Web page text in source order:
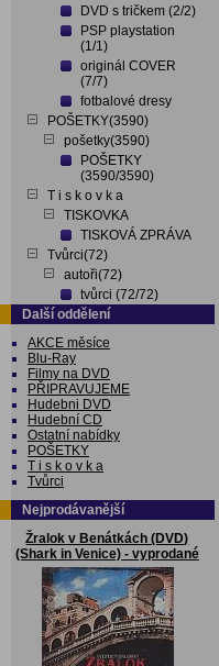
DVD s tričkem (2/2)
PSP playstation
(1/1)
originál COVER
(7/7)
fotbalové dresy
POŠETKY(3590)
pošetky(3590)
POŠETKY
(3590/3590)
T i s k o v k a
TISKOVKA
TISKOVÁ ZPRÁVA
Tvůrci(72)
autoři(72)
tvůrci (72/72)
Další oddělení
AKCE měsíce
Blu-Ray
Filmy na DVD
PŘIPRAVUJEME
Hudebni DVD
Hudební CD
Ostatní nabídky
POŠETKY
T i s k o v k a
Tvůrci
Nejprodávanější
Žralok v Benátkách (DVD)
(Shark in Venice) - vyprodané